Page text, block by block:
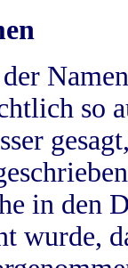
so
in
wurde,